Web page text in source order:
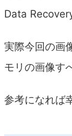
Data
実際今回の画
モリの画像す
参考になれば